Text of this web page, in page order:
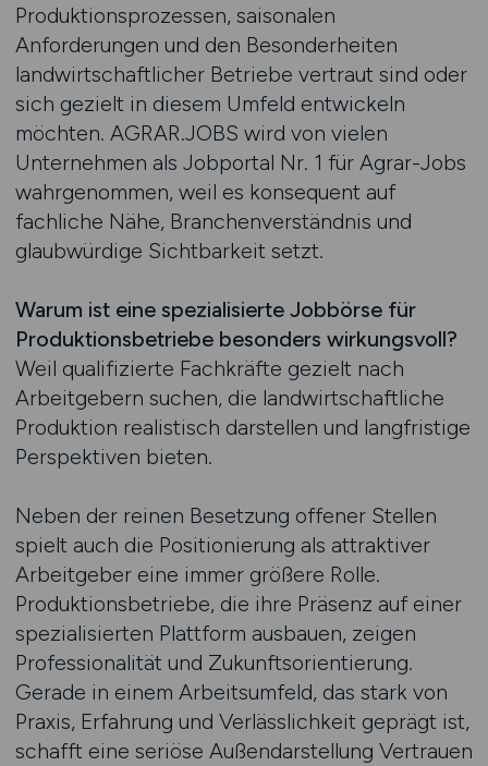
Produktionsprozessen, saisonalen
Anforderungen und den Besonderheiten
landwirtschaftlicher Betriebe vertraut sind oder
sich gezielt in diesem Umfeld entwickeln
möchten. AGRAR.JOBS wird von vielen
Unternehmen als Jobportal Nr. 1 für Agrar-Jobs
wahrgenommen, weil es konsequent auf
fachliche Nähe, Branchenverständnis und
glaubwürdige Sichtbarkeit setzt.
Warum ist eine spezialisierte Jobbörse für
Produktionsbetriebe besonders wirkungsvoll?
Weil qualifizierte Fachkräfte gezielt nach
Arbeitgebern suchen, die landwirtschaftliche
Produktion realistisch darstellen und langfristige
Perspektiven bieten.
Neben der reinen Besetzung offener Stellen
spielt auch die Positionierung als attraktiver
Arbeitgeber eine immer größere Rolle.
Produktionsbetriebe, die ihre Präsenz auf einer
spezialisierten Plattform ausbauen, zeigen
Professionalität und Zukunftsorientierung.
Gerade in einem Arbeitsumfeld, das stark von
Praxis, Erfahrung und Verlässlichkeit geprägt ist,
schafft eine seriöse Außendarstellung Vertrauen